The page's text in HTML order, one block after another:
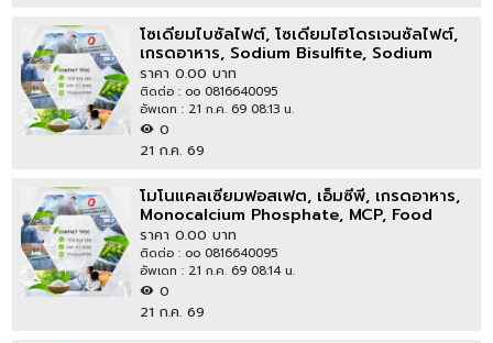
โซเดียมไบซัลไฟต์, โซเดียมไฮโดรเจนซัลไฟต์,
เกรดอาหาร, Sodium Bisulfite, Sodium
Bisulphite, Food Grade
ราคา 0.00 บาท
ติดต่อ : oo 0816640095
อัพเดท : 21 ก.ค. 69 08:13 น.
0
21 ก.ค. 69
โมโนแคลเซียมฟอสเฟต, เอ็มซีพี, เกรดอาหาร,
Monocalcium Phosphate, MCP, Food
Grade, E341i
ราคา 0.00 บาท
ติดต่อ : oo 0816640095
อัพเดท : 21 ก.ค. 69 08:14 น.
0
21 ก.ค. 69